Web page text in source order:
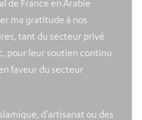
de France en Arabie
ma gratitude à nos
tant du secteur privé
pour leur soutien continu
faveur du secteur
d’artisanat ou des